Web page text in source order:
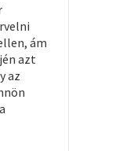
ám
azt
az